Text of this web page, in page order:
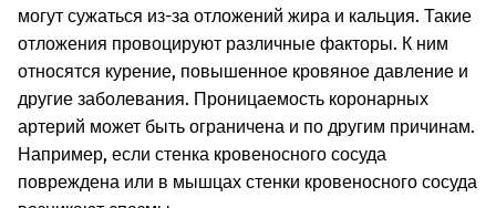
могут сужаться из-за отложений жира и кальция. Такие
отложения провоцируют различные факторы. К ним
относятся курение, повышенное кровяное давление и
другие заболевания. Проницаемость коронарных
артерий может быть ограничена и по другим причинам.
Например, если стенка кровеносного сосуда
повреждена или в мышцах стенки кровеносного сосуда